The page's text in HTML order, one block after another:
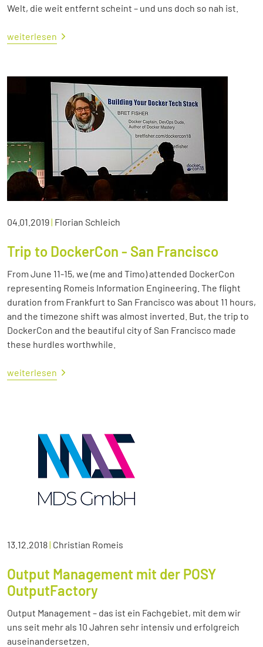
Welt, die weit entfernt scheint – und uns doch so nah ist.
weiterlesen
04.01.2019| Florian Schleich
Trip to DockerCon - San Francisco
From June 11-15, we (me and Timo) attended DockerCon
representing Romeis Information Engineering. The flight
duration from Frankfurt to San Francisco was about 11 hours,
and the timezone shift was almost inverted. But, the trip to
DockerCon and the beautiful city of San Francisco made
these hurdles worthwhile.
weiterlesen
13.12.2018| Christian Romeis
Output Management mit der POSY
OutputFactory
Output Management – das ist ein Fachgebiet, mit dem wir
uns seit mehr als 10 Jahren sehr intensiv und erfolgreich
auseinandersetzen.